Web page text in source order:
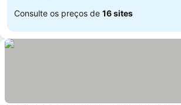
Consulte os preços de 16 sites